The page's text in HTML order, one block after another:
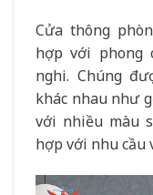
Cửa thông
hợp với phong
nghi. Chúng
khác nhau như
với nhiều màu
hợp với nhu cầu